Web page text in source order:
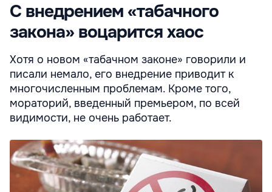
C внедрением «табачного
закона» воцарится хаос
Хотя о новом «табачном законе» говорили и
писали немало, его внедрение приводит к
многочисленным проблемам. Кроме того,
мораторий, введенный премьером, по всей
видимости, не очень работает.